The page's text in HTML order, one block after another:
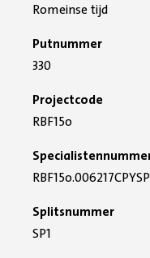
Romeinse tijd
Putnummer
330
Projectcode
RBF15o
Splitsnummer
SP1